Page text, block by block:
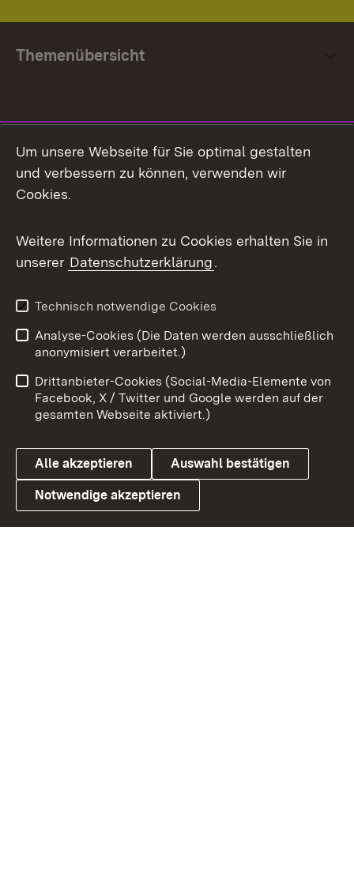
Themenübersicht
Facebook
X / Twitter
Youtube
Link zum Landesportal
Impressum
Kontakt
Barrierefreiheit
Datenschutz
Cookies
Um unsere Webseite für Sie optimal gestalten
und verbessern zu können, verwenden wir
Cookies.
Weitere Informationen zu Cookies erhalten Sie in
unserer Datenschutzerklärung.
Technisch notwendige Cookies
Analyse-Cookies (Die Daten werden ausschließlich
anonymisiert verarbeitet.)
Drittanbieter-Cookies (Social-Media-Elemente von
Facebook, X / Twitter und Google werden auf der
gesamten Webseite aktiviert.)
Alle akzeptieren Auswahl bestätigen
Notwendige akzeptieren